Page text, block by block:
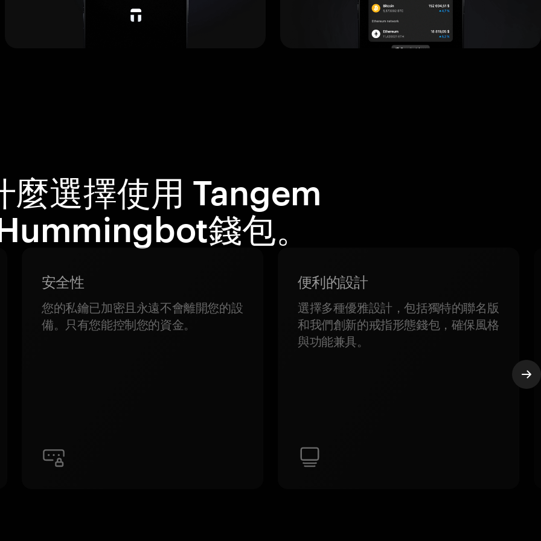
麼選擇使用 Tangem
錢包。
安全性
您的私鑰已加密且永遠不會離開您的設
備。只有您能控制您的資金。
便利的設計
選擇多種優雅設計，包括獨特的聯名版
和我們創新的戒指形態錢包，確保風格
與功能兼具。